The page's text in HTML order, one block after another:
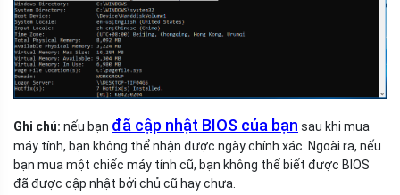
Ghi chú: nếu bạn đã cập nhật BIOS của bạn sau khi mua
máy tính, bạn không thể nhận được ngày chính xác. Ngoài ra, nếu
bạn mua một chiếc máy tính cũ, bạn không thể biết được BIOS
đã được cập nhật bởi chủ cũ hay chưa.